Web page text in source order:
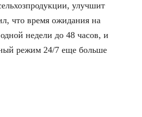
улучшит
что время ожидания на
недели до 48 часов, и
режим 24/7 еще больше